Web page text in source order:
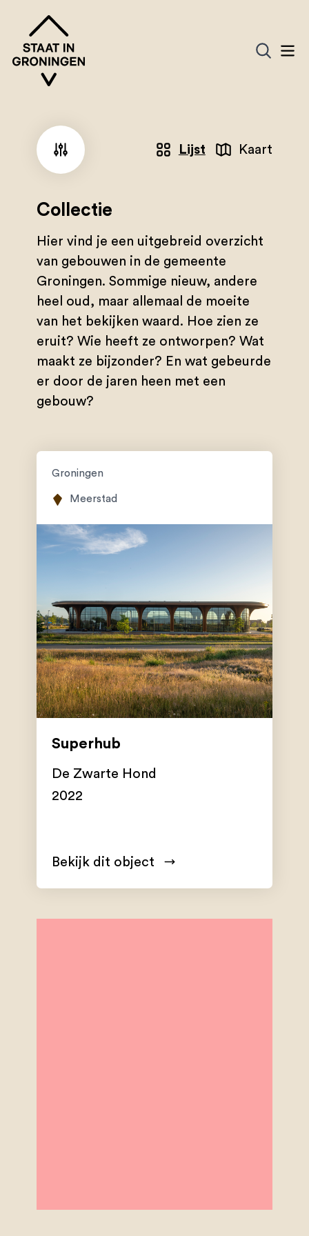
Lijst Kaart
Collectie
Hier vind je een uitgebreid overzicht
van gebouwen in de gemeente
Groningen. Sommige nieuw, andere
heel oud, maar allemaal de moeite
van het bekijken waard. Hoe zien ze
eruit? Wie heeft ze ontworpen? Wat
maakt ze bijzonder? En wat gebeurde
er door de jaren heen met een
gebouw?
Groningen
Meerstad
Superhub
De Zwarte Hond
2022
Bekijk dit object